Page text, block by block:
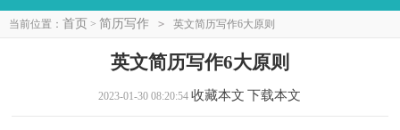
当前位置： 首页 > 简历写作 > 英文简历写作6大原则
英文简历写作6大原则
2023-01-30 08:20:54 收藏本文 下载本文